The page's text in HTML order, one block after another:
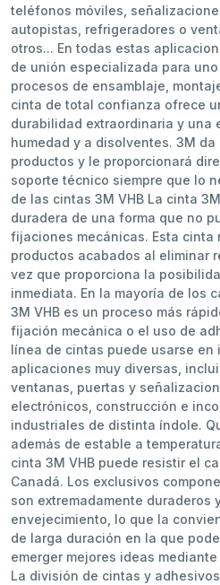
teléfonos móviles,
autopistas, refrigeradores o
otros... En todas estas
de unión especializada para
procesos de ensamblaje,
cinta de total confianza ofrece
durabilidad extraordinaria y una
humedad y a disolventes. 3M
productos y le proporcionará
soporte técnico siempre que lo
de las cintas 3M VHB La cinta
duradera de una forma que no
fijaciones mecánicas. Esta cinta
productos acabados al eliminar
vez que proporciona la
inmediata. En la mayoría de los
3M VHB es un proceso más
fijación mecánica o el uso de
línea de cintas puede usarse en
aplicaciones muy diversas,
ventanas, puertas y
electrónicos, construcción e
industriales de distinta índole.
además de estable a
cinta 3M VHB puede resistir el
Canadá. Los exclusivos
son extremadamente duraderos
envejecimiento, lo que la
de larga duración en la que
emerger mejores ideas
La división de cintas y